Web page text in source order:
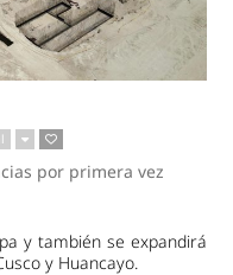
por primera vez
y también se expandirá
y Huancayo.